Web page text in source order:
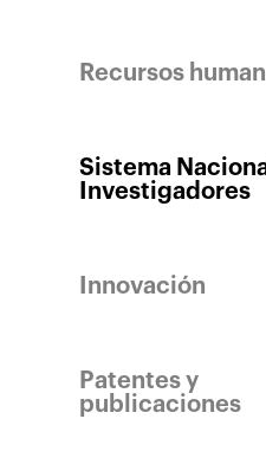
Recursos
Sistema
Investigadores
Innovación
Patentes y
publicaciones